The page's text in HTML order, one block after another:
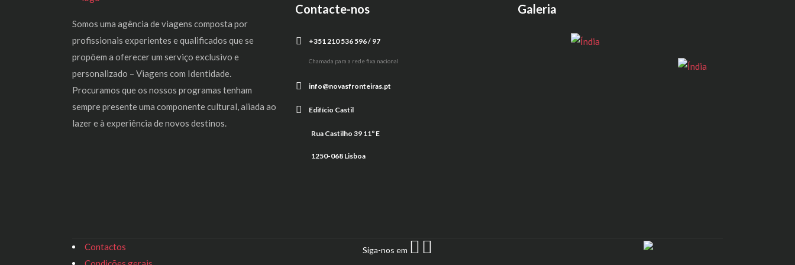
Somos uma agência de viagens composta por
profissionais experientes e qualificados que se
propõem a oferecer um serviço exclusivo e
personalizado – Viagens com Identidade.
Procuramos que os nossos programas tenham
sempre presente uma componente cultural, aliada ao
lazer e à experiência de novos destinos.
Contacte-nos
+351 210 536 596 / 97
Chamada para a rede fixa nacional
info@novasfronteiras.pt
Edifício Castil
Rua Castilho 39 11º E
1250-068 Lisboa
Galeria
Contactos
Siga-nos em